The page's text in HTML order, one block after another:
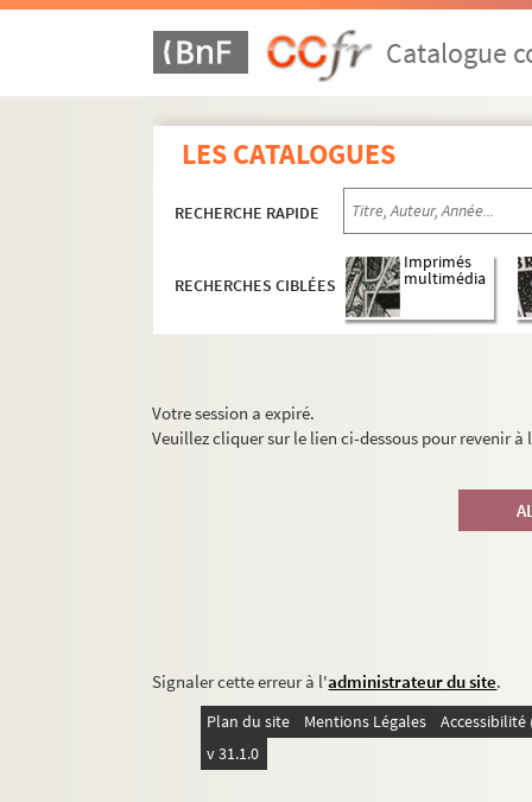
Catalogue
LES CATALOGUES
RECHERCHE RAPIDE
RECHERCHES CIBLÉES
Imprimés
multimédia
Votre session a expiré.
Veuillez cliquer sur le lien ci-dessous pour revenir
Signaler cette erreur à l'administrateur du site.
Plan du site Mentions Légales
v 31.1.0